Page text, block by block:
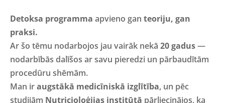
Detoksa programma apvieno gan teoriju, gan
praksi.
Ar šo tēmu nodarbojos jau vairāk nekā 20 gadus—
nodarbībās dalīšos ar savu pieredzi un pārbaudītām
procedūru shēmām.
Man iraugstākā medicīniskā izglītība, un pēc
studijām Nutricioloģijas institūtā pārliecinājos, ka